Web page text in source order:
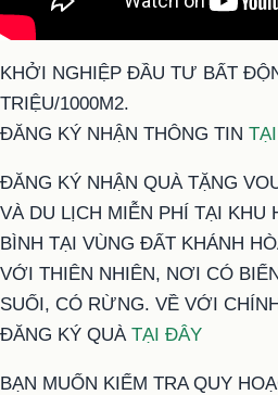
KHỞI NGHIỆP ĐẦU TƯ BẤT
TRIỆU/1000M2.
ĐĂNG KÝ NHẬN THÔNG TIN
ĐĂNG KÝ NHẬN QUÀ TẶNG
VÀ DU LỊCH MIỄN PHÍ TẠI KHU
BÌNH TẠI VÙNG ĐẤT KHÁNH
VỚI THIÊN NHIÊN, NƠI CÓ
SUỐI, CÓ RỪNG. VỀ VỚI
ĐĂNG KÝ QUÀ TẠI ĐÂY
BẠN MUỐN KIỂM TRA QUY